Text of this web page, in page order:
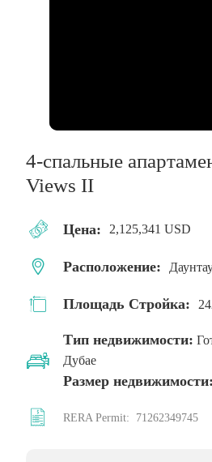
4-спальные
Views II
Цена: 2,125,341 USD
Расположение:
Площадь Стройка:
Тип недвижимости:
Дубае
Размер недвижимости:
RERA Permit: 71262349745